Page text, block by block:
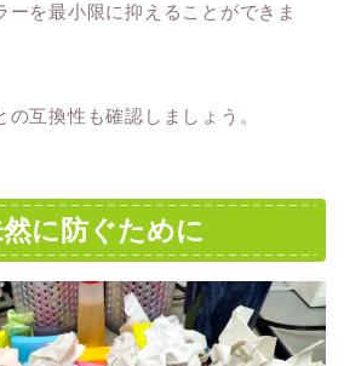
ーを最小限に抑えることができま
互換性も確認しましょう。
に防ぐために